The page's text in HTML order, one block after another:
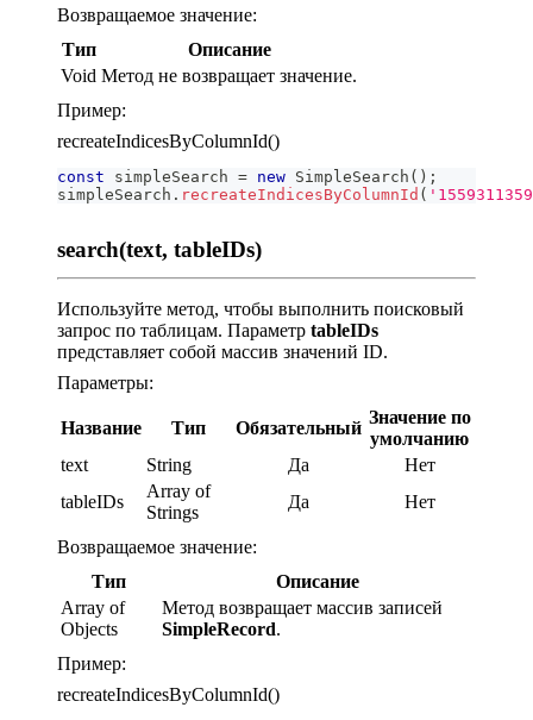
Возвращаемое значение:
Тип
Описание
Void Метод не возвращает значение.
Пример:
recreateIndicesByColumnId()
const simpleSearch = new SimpleSearch ( ) ;
simpleSearch . recreateIndicesByColumnId (
search(text, tableIDs)
Используйте метод, чтобы выполнить поисковый
запрос по таблицам. Параметр tableIDs
представляет собой массив значений ID.
Параметры:
Название Тип Обязательный
Значение по
умолчанию
text
String Да
Нет
tableIDs
Array of
Strings
Да Нет
Возвращаемое значение:
Тип
Описание
Array of
Objects
Метод возвращает массив записей
SimpleRecord.
Пример:
recreateIndicesByColumnId()